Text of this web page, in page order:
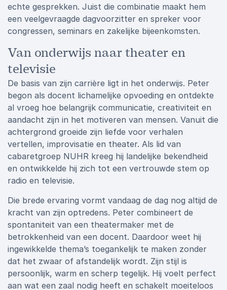
echte gesprekken. Juist die combinatie maakt hem
een veelgevraagde dagvoorzitter en spreker voor
congressen, seminars en zakelijke bijeenkomsten.
Van onderwijs naar theater en
televisie
De basis van zijn carrière ligt in het onderwijs. Peter
begon als docent lichamelijke opvoeding en ontdekte
al vroeg hoe belangrijk communicatie, creativiteit en
aandacht zijn in het motiveren van mensen. Vanuit die
achtergrond groeide zijn liefde voor verhalen
vertellen, improvisatie en theater. Als lid van
cabaretgroep NUHR kreeg hij landelijke bekendheid
en ontwikkelde hij zich tot een vertrouwde stem op
radio en televisie.
Die brede ervaring vormt vandaag de dag nog altijd de
kracht van zijn optredens. Peter combineert de
spontaniteit van een theatermaker met de
betrokkenheid van een docent. Daardoor weet hij
ingewikkelde thema’s toegankelijk te maken zonder
dat het zwaar of afstandelijk wordt. Zijn stijl is
persoonlijk, warm en scherp tegelijk. Hij voelt perfect
aan wat een zaal nodig heeft en schakelt moeiteloos